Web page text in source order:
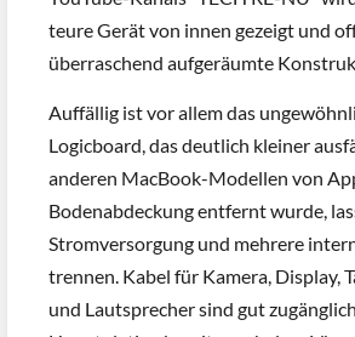
teure Gerät von innen gezeigt und
überraschend aufgeräumte
Auffällig ist vor allem das
Logicboard, das deutlich kleiner
anderen MacBook-Modellen von
Bodenabdeckung entfernt wurde,
Stromversorgung und mehrere
trennen. Kabel für Kamera, Display,
und Lautsprecher sind gut